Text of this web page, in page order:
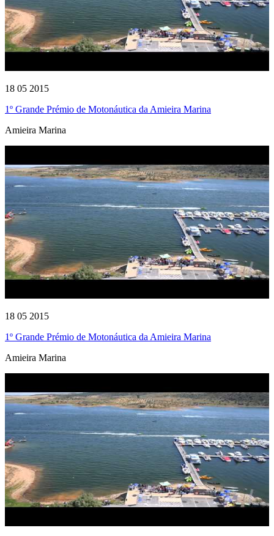
18 05 2015
1º Grande Prémio de Motonáutica da Amieira Marina
Amieira Marina
18 05 2015
1º Grande Prémio de Motonáutica da Amieira Marina
Amieira Marina